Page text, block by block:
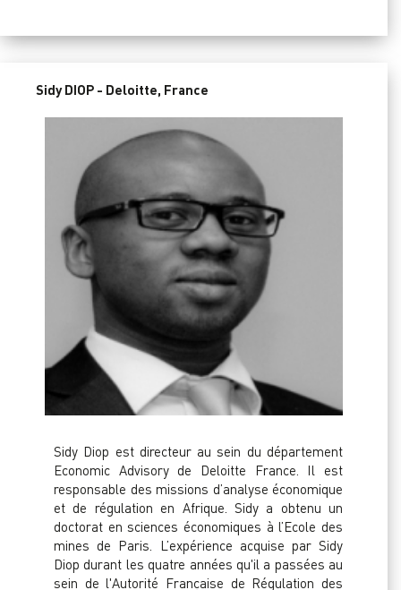
Sidy DIOP - Deloitte, France
Sidy Diop est directeur au sein du département
Economic Advisory de Deloitte France. Il est
responsable des missions d’analyse économique
et de régulation en Afrique. Sidy a obtenu un
doctorat en sciences économiques à l’Ecole des
mines de Paris. L’expérience acquise par Sidy
Diop durant les quatre années qu'il a passées au
sein de l'Autorité Française de Régulation des